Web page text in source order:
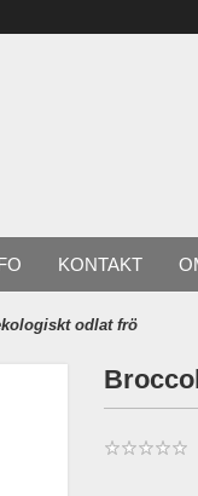
KONTAKT
odlat frö